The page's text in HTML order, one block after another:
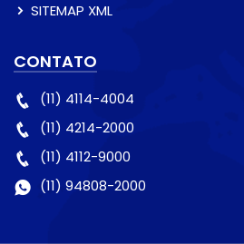
SITEMAP XML
CONTATO
(11) 4114-4004
(11) 4214-2000
(11) 4112-9000
(11) 94808-2000